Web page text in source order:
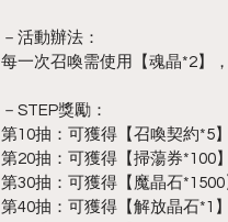
－活動辦法：
每一次召喚需使用【魂晶*2】
－STEP獎勵：
第10抽：可獲得【召喚契約*5】
第20抽：可獲得【掃蕩券*100】
第30抽：可獲得【魔晶石*1500
第40抽：可獲得【解放晶石*1】